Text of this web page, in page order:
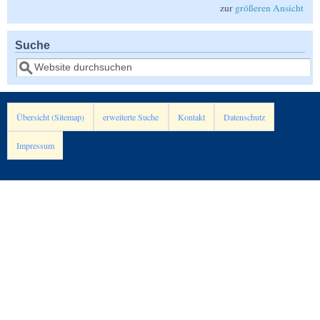
zur größeren Ansicht
Suche
Suche
Übersicht (Sitemap) erweiterte Suche Kontakt Datenschutz
Impressum